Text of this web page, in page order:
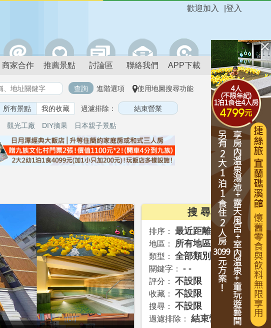
登入
歡迎加入
商家合作 推薦景點 討論區 聯絡我們 APP下載
進階選項 使用地圖搜尋功能
所有景點 我的收藏 過濾排除：
觀光工廠 DIY摘果 日本親子景點
搜 尋
排序： 最近距離
地區： 所有地區
類型： 全部類別
關鍵字： - -
評分： 不設限
收藏： 不設限
搜尋： 不設限
過濾排除： 結束營業